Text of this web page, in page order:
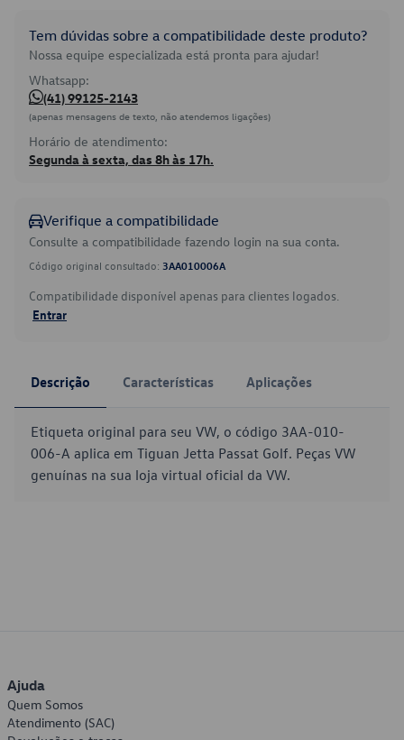
Tem dúvidas sobre a compatibilidade deste produto?
Nossa equipe especializada está pronta para ajudar!
Whatsapp:
(41) 99125-2143
(apenas mensagens de texto, não atendemos ligações)
Horário de atendimento:
Segunda à sexta, das 8h às 17h.
Verifique a compatibilidade
Consulte a compatibilidade fazendo login na sua conta.
Código original consultado: 3AA010006A
Compatibilidade disponível apenas para clientes logados.
Entrar
Descrição Características Aplicações
Etiqueta original para seu VW, o código 3AA-010-
006-A aplica em Tiguan Jetta Passat Golf. Peças VW
genuínas na sua loja virtual oficial da VW.
Ajuda
Quem Somos
Atendimento (SAC)